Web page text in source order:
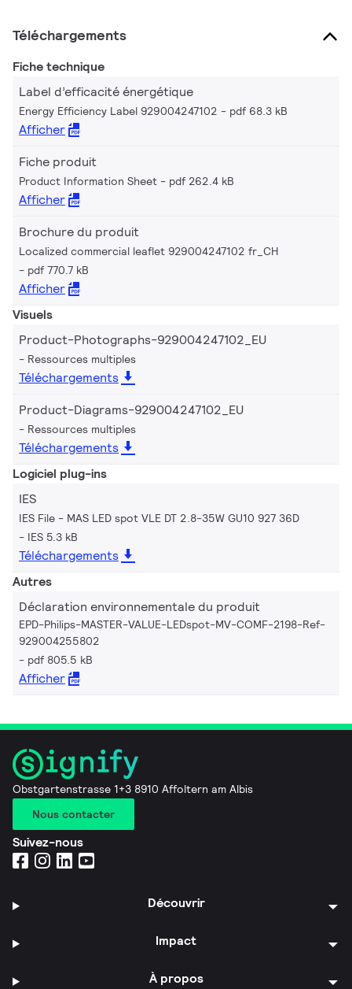
Téléchargements
Fiche technique
Label d’efficacité énergétique
Energy Efficiency Label 929004247102 pdf 68.3 kB
Afficher
Fiche produit
Product Information Sheet pdf 262.4 kB
Afficher
Brochure du produit
Localized commercial leaflet 929004247102 fr_CH
pdf 770.7 kB
Afficher
Visuels
Product-Photographs-929004247102_EU
Ressources multiples
Téléchargements
Product-Diagrams-929004247102_EU
Ressources multiples
Téléchargements
Logiciel plug-ins
IES
IES File - MAS LED spot VLE DT 2.8-35W GU10 927 36D
IES 5.3 kB
Téléchargements
Autres
Déclaration environnementale du produit
EPD-Philips-MASTER-VALUE-LEDspot-MV-COMF-2198-Ref-
929004255802
pdf 805.5 kB
Afficher
Obstgartenstrasse 1+3 8910 Affoltern am Albis
Nous contacter
Suivez-nous
Découvrir
Impact
À propos